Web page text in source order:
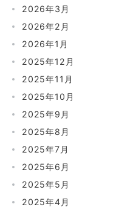
2026年3月
2026年2月
2026年1月
2025年12月
2025年11月
2025年10月
2025年9月
2025年8月
2025年7月
2025年6月
2025年5月
2025年4月